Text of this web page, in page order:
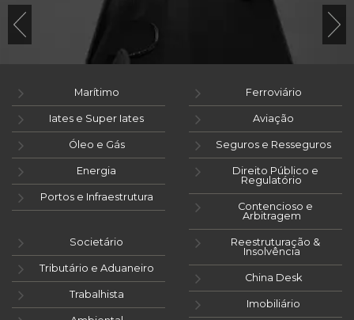
Marítimo
Iates e Super Iates
Óleo e Gás
Energia
Portos e Infraestrutura
Ferroviário
Aviação
Seguros e Resseguros
Direito Público e
Regulatório
Contencioso e
Arbitragem
Societário
Tributário e Aduaneiro
Trabalhista
Reestruturação &
Insolvência
China Desk
Imobiliário